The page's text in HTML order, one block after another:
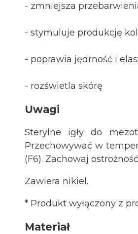
- zmniejsza
- stymuluje produkcję
- poprawia jędrność i
- rozświetla skórę
Uwagi
Sterylne igły do
Przechowywać w
(F6). Zachowaj
Zawiera nikiel.
* Produkt wyłączony z
Materiał